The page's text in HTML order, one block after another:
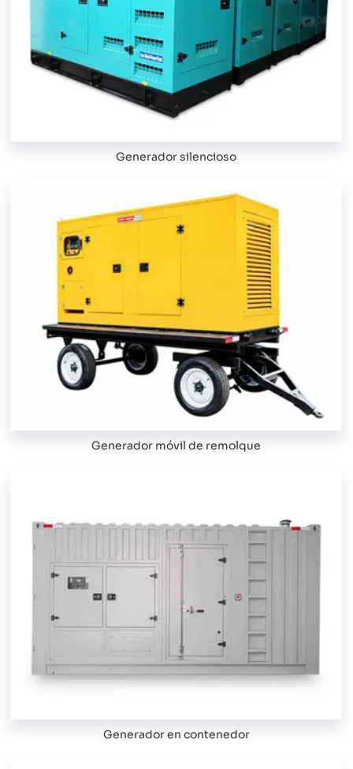
Generador silencioso
Generador móvil de remolque
Generador en contenedor